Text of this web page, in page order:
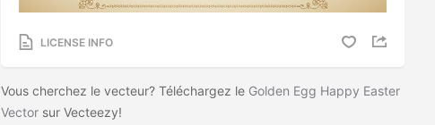
LICENSE INFO
Vous cherchez le vecteur? Téléchargez le Golden Egg Happy Easter
Vector sur Vecteezy!